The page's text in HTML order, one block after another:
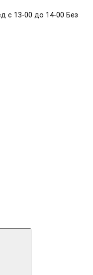
с 13-00 до 14-00 Без